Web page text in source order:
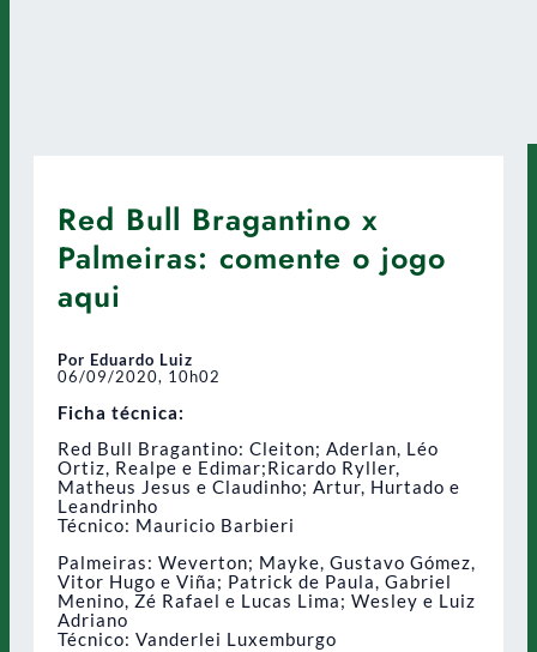
Red Bull Bragantino x
Palmeiras: comente o jogo
aqui
Por Eduardo Luiz
06/09/2020, 10h02
Ficha técnica:
Red Bull Bragantino: Cleiton; Aderlan, Léo
Ortiz, Realpe e Edimar;Ricardo Ryller,
Matheus Jesus e Claudinho; Artur, Hurtado e
Leandrinho
Técnico: Mauricio Barbieri
Palmeiras: Weverton; Mayke, Gustavo Gómez,
Vitor Hugo e Viña; Patrick de Paula, Gabriel
Menino, Zé Rafael e Lucas Lima; Wesley e Luiz
Adriano
Técnico: Vanderlei Luxemburgo